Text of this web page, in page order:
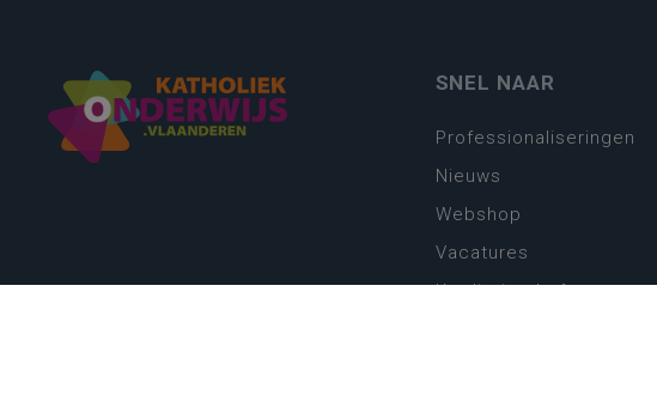
SNEL NAAR
Professionaliseringen
Nieuws
Webshop
Vacatures
Kwaliteitsplatform